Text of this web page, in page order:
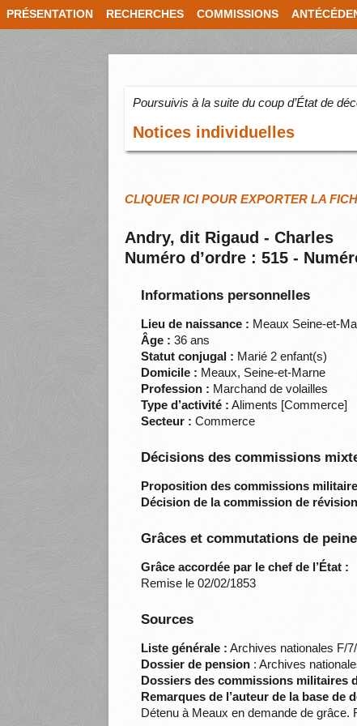
PRÉSENTATION RECHERCHES COMMISSIONS
Poursuivis à la suite du coup d’État de
Notices individuelles
CLIQUER ICI POUR EXPORTER LA
Andry, dit Rigaud - Charles
Numéro d’ordre : 515 -
Informations personnelles
Lieu de naissance : Meaux Seine-et-
Âge : 36 ans
Statut conjugal : Marié 2 enfant(s)
Domicile : Meaux, Seine-et-Marne
Profession : Marchand de volailles
Type d’activité : Aliments [Commerce]
Secteur : Commerce
Décisions des commissions
Proposition des commissions
Décision de la commission de
Grâces et commutations de peine
Grâce accordée par le chef de l’État :
Remise le 02/02/1853
Sources
Liste générale : Archives nationales F/
Dossier de pension : Archives
Dossiers des commissions militaires
Remarques de l’auteur de la base de
Détenu à Meaux en demande de grâce.